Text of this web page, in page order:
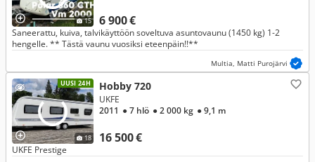
15 6 900 €
Saneerattu, kuiva, talvikäyttöön soveltuva asuntovaunu (1450 kg) 1-2
hengelle. ** Tästä vaunu vuosiksi eteenpäin!!**
Multia, Matti Purojärvi
UUSI 24H
18
Hobby 720
16 500 €
UKFE
2011 ● 7 hlö ● 2 000 kg ● 9,1 m
UKFE Prestige